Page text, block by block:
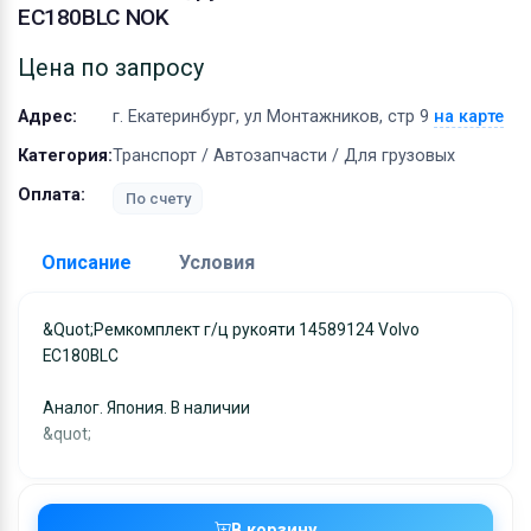
EC180BLC NOK
Цена по запросу
Адрес: г. Екатеринбург, ул Монтажников, стр 9 на карте
Категория:Транспорт / Автозапчасти / Для грузовых
Оплата:
По счету
Описание Условия
&quot;Ремкомплект г/ц рукояти 14589124 Volvo
EC180BLC
Аналог. Япония. В наличии
&quot;
Доставка:
Условия и гарантии:
отслеживанием местоположения посылки и